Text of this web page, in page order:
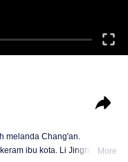
melanda Chang'an.
ibu kota. Li JingnianMore